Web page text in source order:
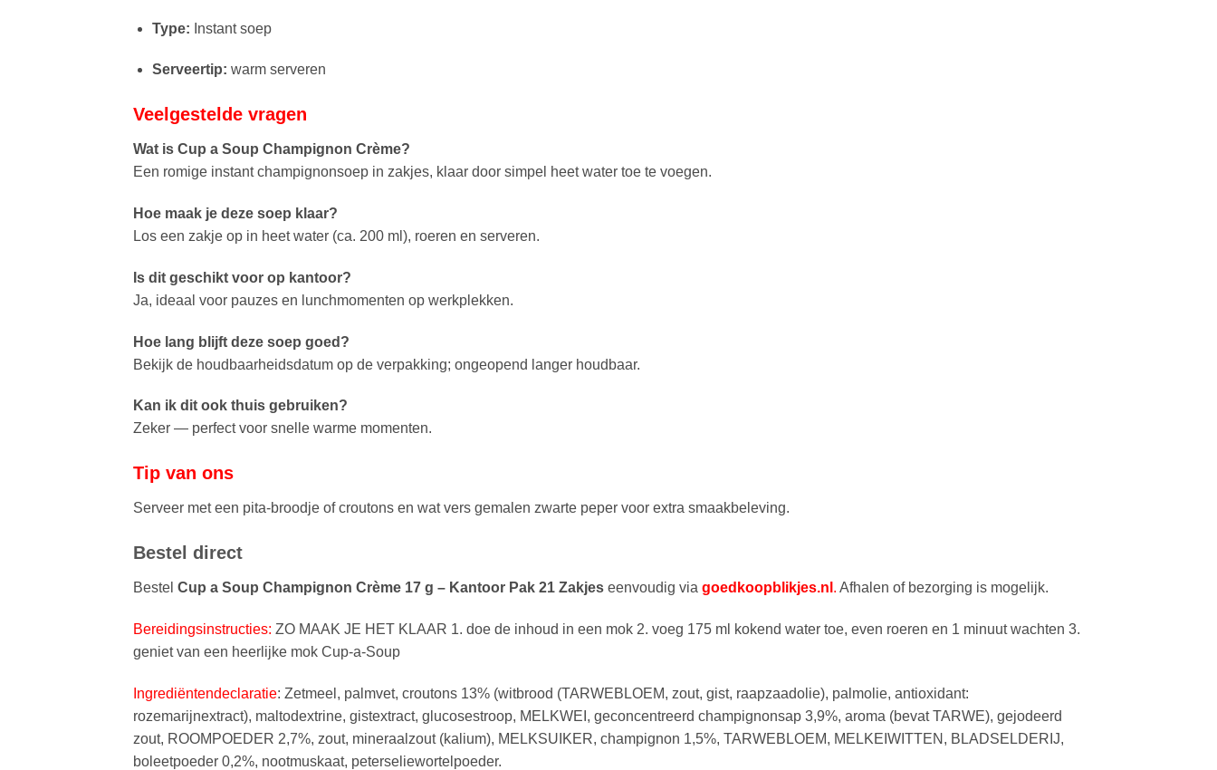
Type: Instant soep
Serveertip: warm serveren
Veelgestelde vragen
Wat is Cup a Soup Champignon Crème?
Een romige instant champignonsoep in zakjes, klaar door simpel heet water toe te voegen.
Hoe maak je deze soep klaar?
Los een zakje op in heet water (ca. 200 ml), roeren en serveren.
Is dit geschikt voor op kantoor?
Ja, ideaal voor pauzes en lunchmomenten op werkplekken.
Hoe lang blijft deze soep goed?
Bekijk de houdbaarheidsdatum op de verpakking; ongeopend langer houdbaar.
Kan ik dit ook thuis gebruiken?
Zeker — perfect voor snelle warme momenten.
Tip van ons
Serveer met een pita-broodje of croutons en wat vers gemalen zwarte peper voor extra smaakbeleving.
Bestel direct
Bestel Cup a Soup Champignon Crème 17 g – Kantoor Pak 21 Zakjes eenvoudig via goedkoopblikjes.nl . Afhalen of bezorging is mogelijk.
Bereidingsinstructies: ZO MAAK JE HET KLAAR 1. doe de inhoud in een mok 2. voeg 175 ml kokend water toe, even roeren en 1 minuut wachten 3.
geniet van een heerlijke mok Cup-a-Soup
Ingrediëntendeclaratie: Zetmeel, palmvet, croutons 13% (witbrood (TARWEBLOEM, zout, gist, raapzaadolie), palmolie, antioxidant:
rozemarijnextract), maltodextrine, gistextract, glucosestroop, MELKWEI, geconcentreerd champignonsap 3,9%, aroma (bevat TARWE), gejodeerd
zout, ROOMPOEDER 2,7%, zout, mineraalzout (kalium), MELKSUIKER, champignon 1,5%, TARWEBLOEM, MELKEIWITTEN, BLADSELDERIJ,
boleetpoeder 0,2%, nootmuskaat, peterseliewortelpoeder.